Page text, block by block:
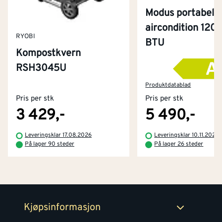
RYOBI
Kompostkvern
RSH3045U
Pris per stk
3 429,-
Leveringsklar 17.08.2026
På lager 90 steder
Modus portabel
aircondition
BTU
Produktdatablad
Pris per stk
5 490,-
Leveringsklar 10.11.2026
På lager 26 steder
Kjøpsinformasjon
Kjøpsbetingelser
Retur- og angrerettsskjema
Tjenester
Montér Klubb
Byggevarehus og åpningstider
Prismatch